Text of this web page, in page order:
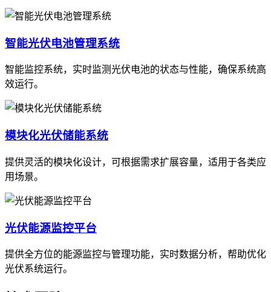
智能光伏电池管理系统
智能监控系统，实时监测光伏电池的状态与性能，确保系统高
效运行。
模块化光伏储能系统
提供灵活的模块化设计，可根据需求扩展容量，适用于各类应
用场景。
光伏能源监控平台
提供全方位的能源监控与管理功能，实时数据分析，帮助优化
光伏系统运行。